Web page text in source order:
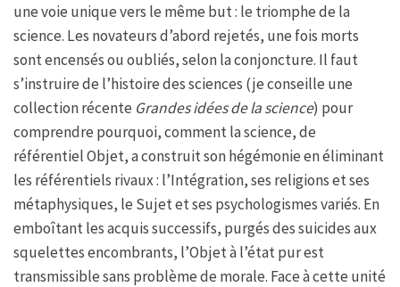
une voie unique vers le même but : le triomphe de la
science. Les novateurs d’abord rejetés, une fois morts
sont encensés ou oubliés, selon la conjoncture. Il faut
s’instruire de l’histoire des sciences (je conseille une
collection récente Grandes idées de la science) pour
comprendre pourquoi, comment la science, de
référentiel Objet, a construit son hégémonie en éliminant
les référentiels rivaux : l’Intégration, ses religions et ses
métaphysiques, le Sujet et ses psychologismes variés. En
emboîtant les acquis successifs, purgés des suicides aux
squelettes encombrants, l’Objet à l’état pur est
transmissible sans problème de morale. Face à cette unité